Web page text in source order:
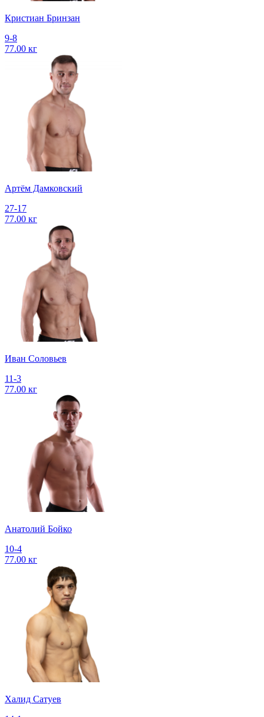
Кристиан Бринзан
9-8
77.00 кг
Артём Дамковский
27-17
77.00 кг
Иван Соловьев
11-3
77.00 кг
Анатолий Бойко
10-4
77.00 кг
Халид Сатуев